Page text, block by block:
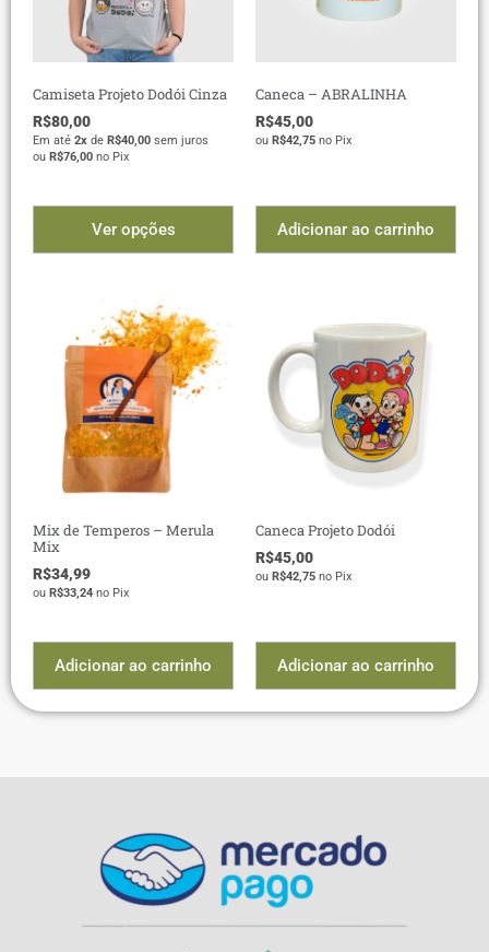
Camiseta Projeto Dodói Cinza
R$80,00
Em até 2x de R$40,00 sem juros
ou R$76,00 no Pix
Ver opções
Caneca – ABRALINHA
R$45,00
ou R$42,75 no Pix
Adicionar ao carrinho
Mix de Temperos – Merula
Mix
R$34,99
ou R$33,24 no Pix
Adicionar ao carrinho
Caneca Projeto Dodói
R$45,00
ou R$42,75 no Pix
Adicionar ao carrinho